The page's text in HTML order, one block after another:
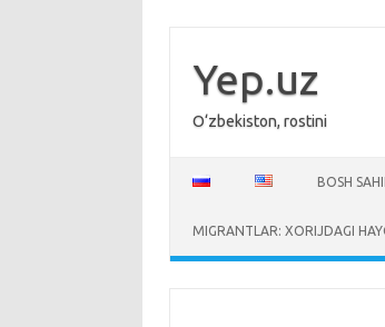
content
Yep.uz
O‘zbekiston, rostini
BOSH
MIGRANTLAR: XORIJDAGI